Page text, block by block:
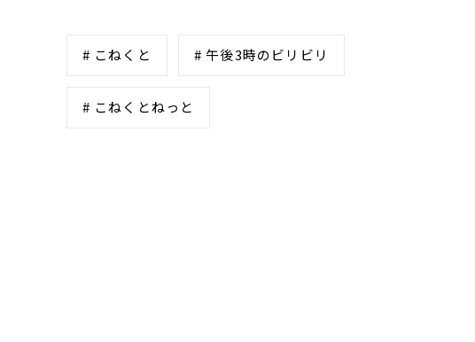
# こねくと # 午後3時のビリビリ
# こねくとねっと